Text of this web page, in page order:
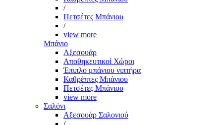
/
Πετσέτες Μπάνιου
/
view more
Μπάνιο
Αξεσουάρ
Αποθηκευτικοί Χώροι
Έπιπλο μπάνιου νιπτήρα
Καθρέπτες Μπάνιου
Πετσέτες Μπάνιου
view more
Σαλόνι
Αξεσουάρ Σαλονιού